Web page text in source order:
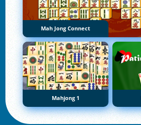
Mah Jong Connect
Mahjong 1